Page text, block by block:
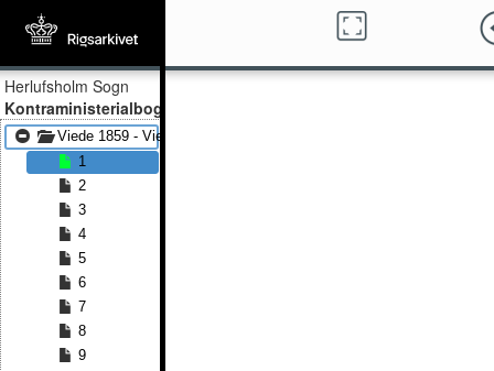
Herlufsholm Sogn
Kontraministerialbog
Viede 1859 - Viede 1878
1
2
3
4
5
6
7
8
9